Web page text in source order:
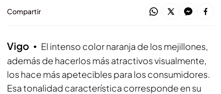
Compartir
Vigo
El intenso color naranja de los mejillones,
además de hacerlos más atractivos visualmente,
los hace más apetecibles para los consumidores.
Esa tonalidad característica corresponde en su